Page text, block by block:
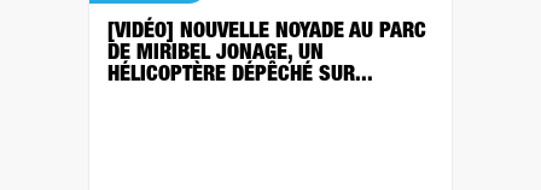
[VIDÉO] NOUVELLE NOYADE AU PARC
DE MIRIBEL JONAGE, UN
HÉLICOPTÈRE DÉPÊCHÉ SUR...